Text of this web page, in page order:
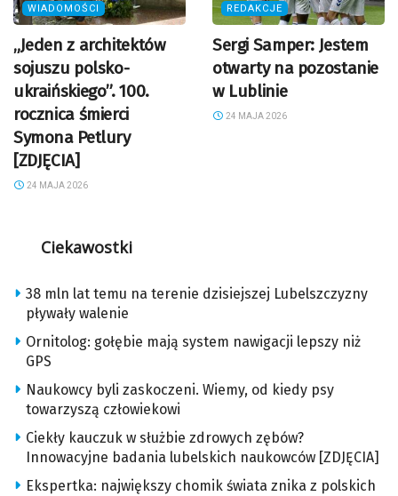
WIADOMOŚCI
„Jeden z architektów
sojuszu polsko-
ukraińskiego”. 100.
rocznica śmierci
Symona Petlury
[ZDJĘCIA]
24 MAJA 2026
REDAKCJE
Sergi Samper: Jestem
otwarty na pozostanie
w Lublinie
24 MAJA 2026
Ciekawostki
38 mln lat temu na terenie dzisiejszej Lubelszczyzny
pływały walenie
Ornitolog: gołębie mają system nawigacji lepszy niż
GPS
Naukowcy byli zaskoczeni. Wiemy, od kiedy psy
towarzyszą człowiekowi
Ciekły kauczuk w służbie zdrowych zębów?
Innowacyjne badania lubelskich naukowców [ZDJĘCIA]
Ekspertka: największy chomik świata znika z polskich